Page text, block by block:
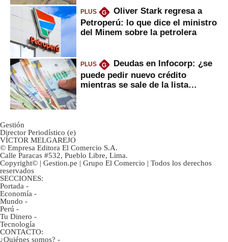
PLUS G
Oliver Stark regresa a
Petroperú: lo que dice el ministro
del Minem sobre la petrolera
PLUS G
Deudas en Infocorp: ¿se
puede pedir nuevo crédito
mientras se sale de la lista
Gestión
Director Periodístico (e)
VÍCTOR MELGAREJO
© Empresa Editora El Comercio S.A.
Calle Paracas #532, Pueblo Libre, Lima.
Copyright© | Gestion.pe | Grupo El Comercio | Todos los derechos
reservados
SECCIONES:
Portada -
Economía -
Mundo -
Perú -
Tu Dinero -
Tecnología
CONTACTO:
¿Quiénes somos? -